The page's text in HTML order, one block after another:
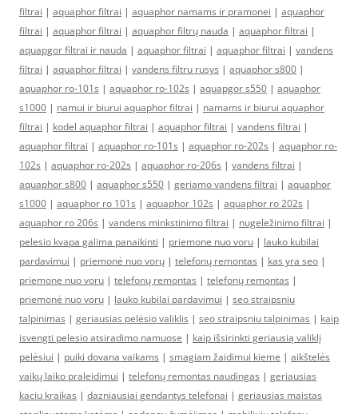
filtrai | aquaphor filtrai | aquaphor namams ir pramonei | aquaphor
filtrai | aquaphor filtrai | aquaphor filtrų nauda | aquaphor filtrai |
aquapgor filtrai ir nauda | aquaphor filtrai | aquaphor filtrai | vandens
filtrai | aquaphor filtrai | vandens filtru rusys | aquaphor s800 |
aquaphor ro-101s | aquaphor ro-102s | aquapgor s550 | aquaphor
s1000 | namui ir biurui aquaphor filtrai | namams ir biurui aquaphor
filtrai | kodel aquaphor filtrai | aquaphor filtrai | vandens filtrai |
aquaphor filtrai | aquaphor ro-101s | aquaphor ro-202s | aquaphor ro-
102s | aquaphor ro-202s | aquaphor ro-206s | vandens filtrai |
aquaphor s800 | aquaphor s550 | geriamo vandens filtrai | aquaphor
s1000 | aquaphor ro 101s | aquaphor 102s | aquaphor ro 202s |
aquaphor ro 206s | vandens minkstinimo filtrai | nugeležinimo filtrai |
pelesio kvapa galima panaikinti | priemone nuo voru | lauko kubilai
pardavimui | priemonė nuo vorų | telefonų remontas | kas yra seo |
priemone nuo voru | telefonų remontas | telefonų remontas |
priemonė nuo vorų | lauko kubilai pardavimui | seo straipsniu
talpinimas | geriausias pelėsio valiklis | seo straipsniu talpinimas | kaip
isvengti pelesio atsiradimo namuose | kaip išsirinkti geriausią valiklį
pelėsiui | puiki dovana vaikams | smagiam žaidimui kieme | aikštelės
vaikų laiko praleidimui | telefonų remontas naudingas | geriausias
kaciu kraikas | dazniausiai gendantys telefonai | geriausias maistas